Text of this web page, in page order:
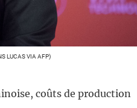
LUCAS VIA AFP)
coûts de production